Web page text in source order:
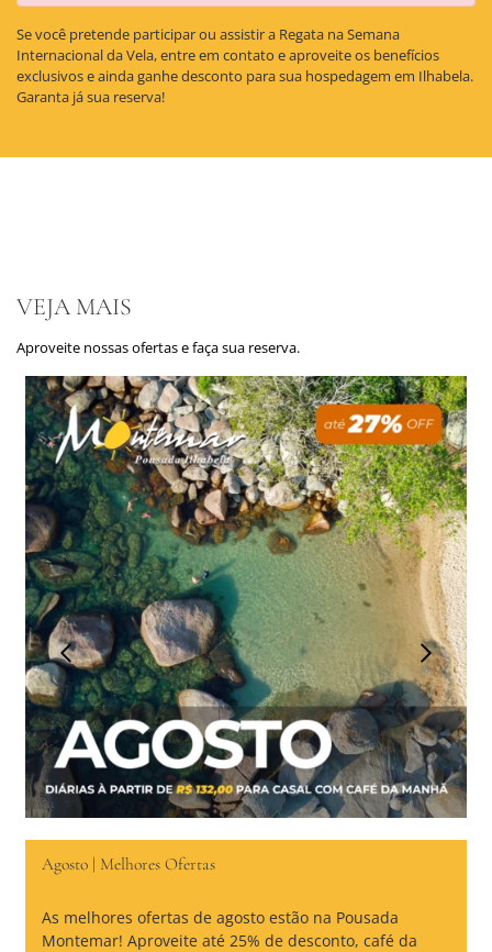
Se você pretende participar ou assistir a Regata na Semana
Internacional da Vela, entre em contato e aproveite os benefícios
exclusivos e ainda ganhe desconto para sua hospedagem em Ilhabela.
Garanta já sua reserva!
VEJA MAIS
Aproveite nossas ofertas e faça sua reserva.
Agosto | Melhores Ofertas
As melhores ofertas de agosto estão na Pousada
Montemar! Aproveite até 25% de desconto, café da
Anterior Próximo